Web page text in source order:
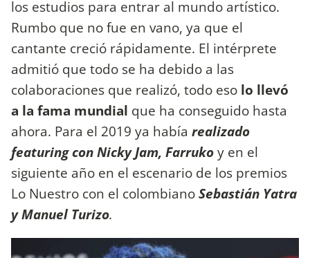
los estudios para entrar al mundo artístico.
Rumbo que no fue en vano, ya que el
cantante creció rápidamente. El intérprete
admitió que todo se ha debido a las
colaboraciones que realizó, todo eso lo llevó
a la fama mundial que ha conseguido hasta
ahora. Para el 2019 ya había realizado
featuring con Nicky Jam, Farrukoy en el
siguiente año en el escenario de los premios
Lo Nuestro con el colombianoSebastián Yatra
y Manuel Turizo.